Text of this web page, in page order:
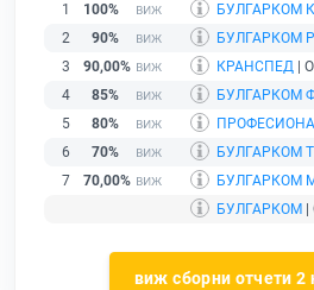
1
100% БУЛГАРКОМ
2
90% БУЛГАРКОМ
3
90,00% КРАНСПЕД |
4
85% БУЛГАРКОМ
5
80%
6
70% БУЛГАРКОМ
7
70,00% БУЛГАРКОМ
БУЛГАРКОМ
виж сборни отчети 2